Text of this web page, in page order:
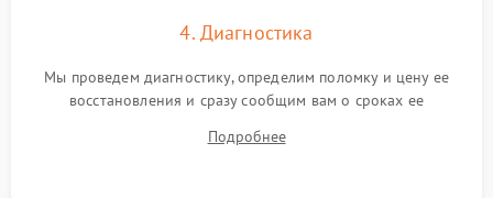
4. Диагностика
Мы проведем диагностику, определим поломку и цену ее
восстановления и сразу сообщим вам о сроках ее
Подробнее